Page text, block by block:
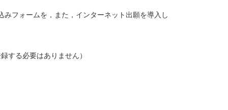
フォームを，また，インターネット出願を導入し
する必要はありません）